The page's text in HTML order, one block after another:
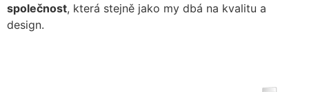
společnost, která stejně jako my dbá na kvalitu a
design.